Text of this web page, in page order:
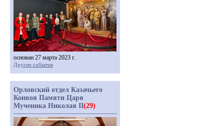
основан 27 марта 2023 г.
Другие события
Орловский отдел Казачьего
Конвоя Памяти Царя
Мученика Николая II(29)